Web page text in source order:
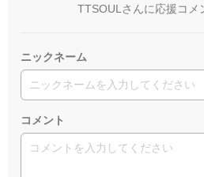
TTSOULさんに応援コメ
ニックネーム
コメント